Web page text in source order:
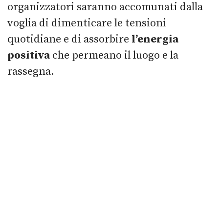
organizzatori saranno accomunati dalla
voglia di dimenticare le tensioni
quotidiane e di assorbire l’energia
positivache permeano il luogo e la
rassegna.